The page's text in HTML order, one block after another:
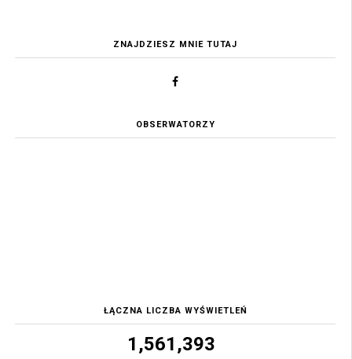
ZNAJDZIESZ MNIE TUTAJ
OBSERWATORZY
ŁĄCZNA LICZBA WYŚWIETLEŃ
1,561,393